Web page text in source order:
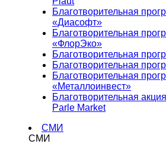
Благотворительная
«Диасофт»
Благотворительная
«ФлорЭко»
Благотворительная
Благотворительная
Благотворительная
«Металлоинвест»
Благотворительная
Parle Market
СМИ
СМИ